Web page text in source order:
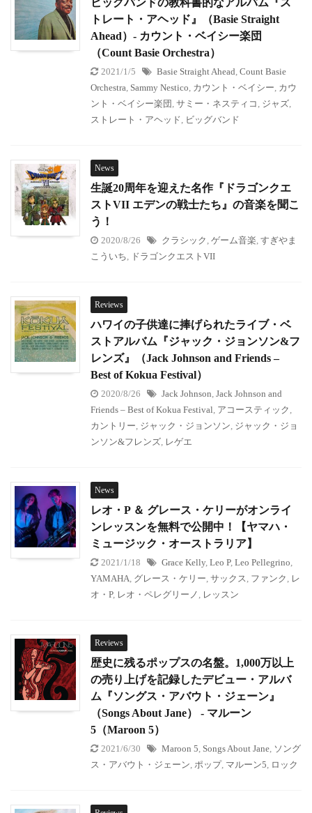
トレート・アヘッド』（Basie Straight
Ahead）- カウント・ベイシー楽団
（Count Basie Orchestra）
2021/1/5 Basie Straight Ahead Count Basie
Orchestra Sammy Nestico カウント・ベイシー カウ
ント・ベイシー楽団 サミー・ネスティコ ジャズ
ストレート・アヘッド ビッグバンド
News
生誕20周年を迎えた名作『ドラゴンクエ
ストVII エデンの戦士たち』の音楽を聞こ
う！
2020/8/26 クラシック ゲーム音楽 すぎやま
こういち
ドラゴンクエストVII
Reviews
ハワイの子供達に捧げられたライブ・ベ
ストアルバム『ジャック・ジョンソン&フ
レンズ』（Jack Johnson and Friends –
Best of Kokua Festival）
2020/8/26 Jack Johnson Jack Johnson and
Friends – Best of Kokua Festival アコースティック
カントリー ジャック・ジョンソン ジャック・ジョ
ンソン&フレンズ レゲエ
News
レオ・P ＆ グレース・ケリーがオンライ
ンレッスンを無料で公開中！【ヤマハ・
ミュージック・オーストラリア】
2021/1/18 Grace Kelly, Leo P, Leo Pellegrino
YAMAHA グレース・ケリー サックス ファンク
レ
オ・P, レオ・ペレグリーノ レッスン
Reviews
歴史に残るポップスの名盤。1,000万以上
の売り上げを記録したデビュー・アルバ
ム『ソングス・アバウト・ジェーン』
（Songs About Jane） - マルーン
5（Maroon 5）
2021/6/30 Maroon 5 Songs About Jane ソング
ス・アバウト・ジェーン ポップ, マルーン5 ロック